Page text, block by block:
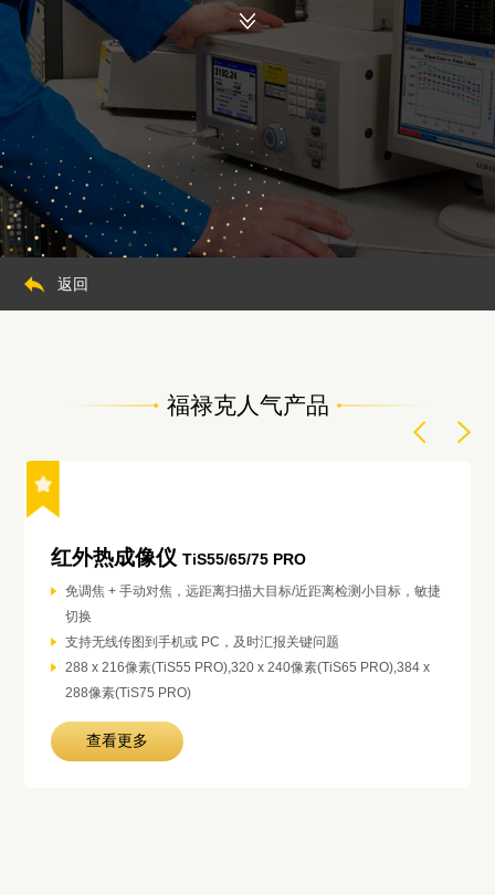
返回
福禄克人气产品
红外热成像仪 TiS55/65/75 PRO
免调焦 + 手动对焦，远距离扫描大目标/近距离检测小目标，敏捷
切换
支持无线传图到手机或 PC，及时汇报关键问题
288 x 216像素(TiS55 PRO),320 x 240像素(TiS65 PRO),384 x
288像素(TiS75 PRO)
查看更多